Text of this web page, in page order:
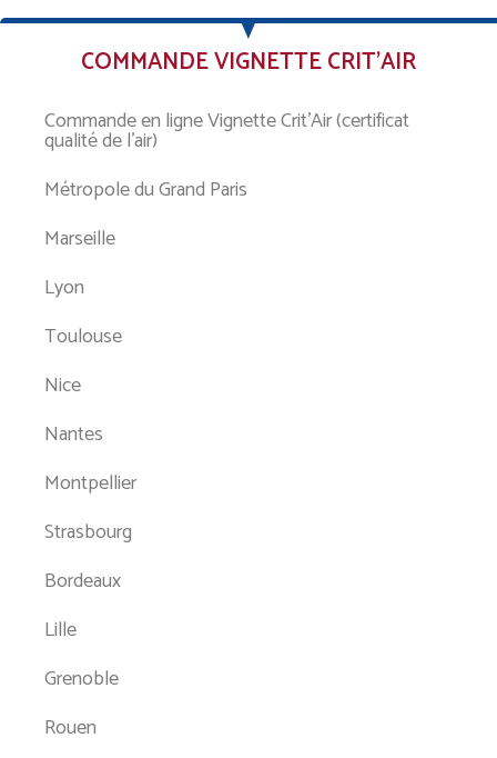
COMMANDE VIGNETTE CRIT’AIR
Commande en ligne Vignette Crit’Air (certificat
qualité de l’air)
Métropole du Grand Paris
Marseille
Lyon
Toulouse
Nice
Nantes
Montpellier
Strasbourg
Bordeaux
Lille
Grenoble
Rouen